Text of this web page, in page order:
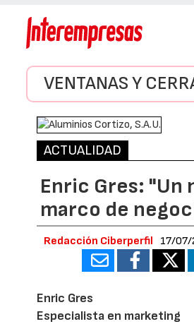
VENTANAS Y
ACTUALIDAD
Enric Gres: "Un
marco de
Redacción Ciberperfil 17/07/
Enric Gres
Especialista en marketing